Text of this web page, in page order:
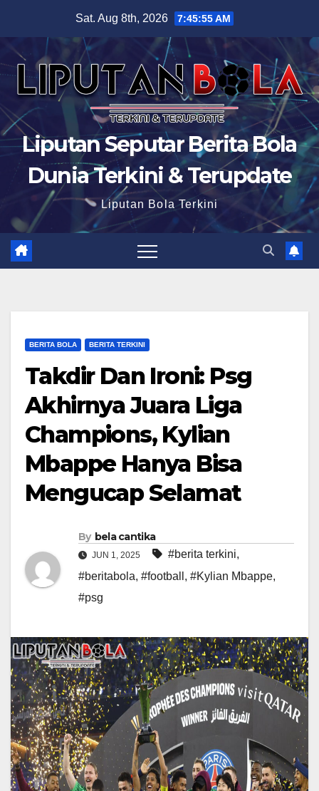
content
Sat. Aug 8th, 2026 7:45:56 AM
Liputan Seputar Berita Bola
Dunia Terkini & Terupdate
Liputan Bola Terkini
BERITA BOLA BERITA TERKINI
Takdir Dan Ironi: Psg
Akhirnya Juara Liga
Champions, Kylian
Mbappe Hanya Bisa
Mengucap Selamat
By bela cantika
JUN 1, 2025 #berita terkini,
#beritabola, #football , #Kylian Mbappe,
#psg